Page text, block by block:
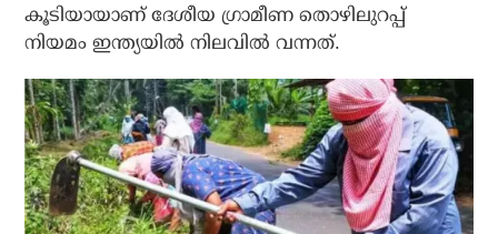
കൂടിയായാണ് ദേശീയ ഗ്രാമീണ തൊഴിലുറപ്പ്
നിയമം ഇന്ത്യയില്‍ നിലവില്‍ വന്നത്.